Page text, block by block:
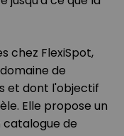
chez FlexiSpot,
de
et dont l'objectif
Elle propose un
catalogue de